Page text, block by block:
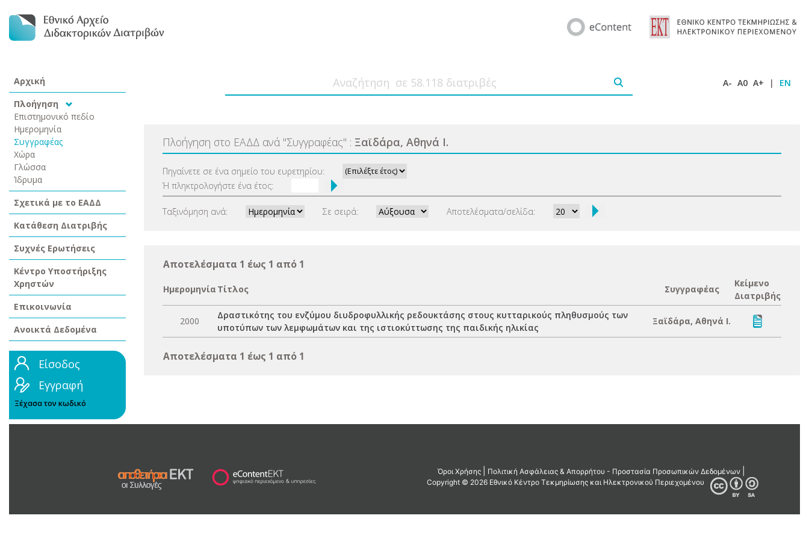
Αρχική
Πλοήγηση
Επιστημονικό πεδίο
Ημερομηνία
Συγγραφέας
Χώρα
Γλώσσα
Ίδρυμα
Σχετικά με το ΕΑΔΔ
Κατάθεση Διατριβής
Συχνές Ερωτήσεις
Κέντρο Υποστήριξης
Χρηστών
Επικοινωνία
Ανοικτά Δεδομένα
Είσοδος
Εγγραφή
Ξέχασα τον κωδικό
A- A0 A+ | EN
Πλοήγηση στο ΕΑΔΔ ανά "Συγγραφέας" : Ξαϊδάρα, Αθηνά Ι.
Πηγαίνετε σε ένα σημείο του ευρετηρίου:
Ή πληκτρολογήστε ένα έτος:
Ταξινόμηση ανά: Σε σειρά: Αποτελέσματα/σελίδα:
Αποτελέσματα 1 έως 1 από 1
Ημερομηνία Τίτλος Συγγραφέας
Κείμενο
Διατριβής
2000
Δραστικότης του ενζύμου διυδροφυλλικής ρεδουκτάσης στους κυτταρικούς πληθυσμούς των
υποτύπων των λεμφωμάτων και της ιστιοκύττωσης της παιδικής ηλικίας
Ξαϊδάρα, Αθηνά Ι.
Αποτελέσματα 1 έως 1 από 1